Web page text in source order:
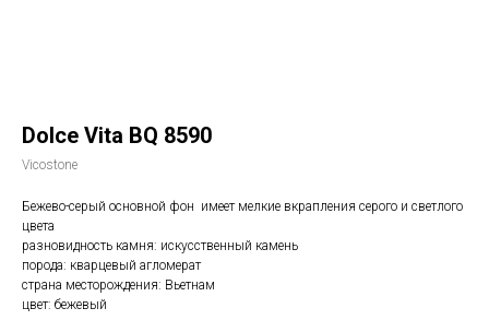
Dolce Vita BQ 8590
Vicostone
Бежево-серый основной фон имеет мелкие вкрапления серого и светлого
цвета
разновидность камня: искусственный камень
порода: кварцевый агломерат
страна месторождения: Вьетнам
цвет: бежевый